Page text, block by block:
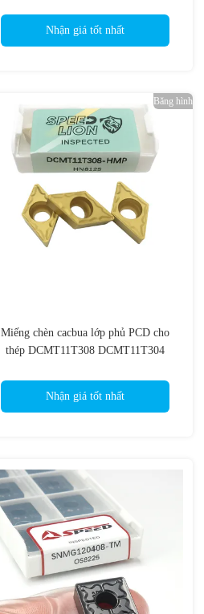
Nhận giá tốt nhất
Băng hình
Miếng chèn cacbua lớp phủ PCD cho
thép DCMT11T308 DCMT11T304
Nhận giá tốt nhất